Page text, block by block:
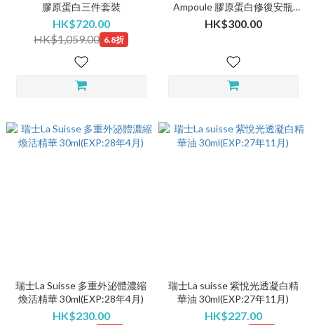
膠原蛋白三件套裝
HK$720.00
HK$1,059.00 6.8折
Ampoule 膠原蛋白修復安瓶
120ml
HK$300.00
瑞士La Suisse 多重外泌體濃縮
煥活精華 30ml(EXP:28年4月)
HK$230.00
瑞士La suisse 紫悅光透凝白精
華油 30ml(EXP:27年11月)
HK$227.00